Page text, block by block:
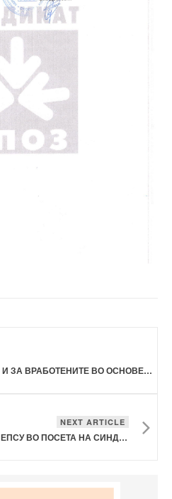
КОЛЕКТИВЕН ДОГОВОР И ЗА ВРАБОТЕНИТЕ ВО ОСНОВЕН СУД РЕСЕН
NEXT ARTICLE
ГЕНЕРАЛНИОТ СЕКРЕТАР НА ЕПСУ ВО ПОСЕТА НА СИНДИКАТОТ НА УПОЗ